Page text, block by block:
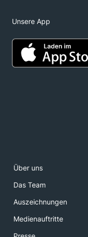
Unsere App
Über uns
Das Team
Auszeichnungen
Medienauftritte